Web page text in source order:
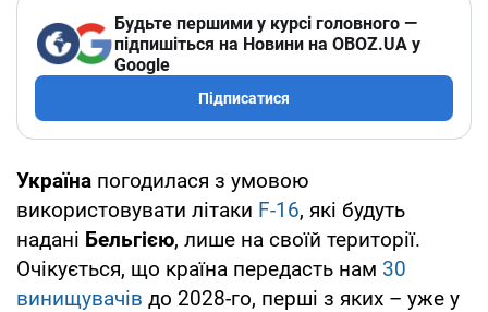
Будьте першими у курсі головного —
підпишіться на Новини на OBOZ.UA у
Google
Підписатися
Україна погодилася з умовою
використовувати літаки F-16, які будуть
надані Бельгією, лише на своїй території.
Очікується, що країна передасть нам 30
винищувачів до 2028-го, перші з яких – уже у